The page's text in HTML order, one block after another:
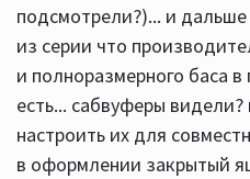
подсмотрели?)... и
из серии что
и полноразмерного баса
есть... сабвуферы
настроить их для
в оформлении закрытый